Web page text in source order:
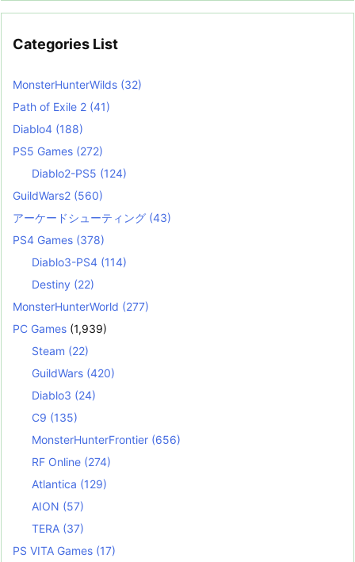
Categories List
MonsterHunterWilds (32)
Path of Exile 2 (41)
Diablo4 (188)
PS5 Games (272)
Diablo2-PS5 (124)
GuildWars2 (560)
アーケードシューティング (43)
PS4 Games (378)
Diablo3-PS4 (114)
Destiny (22)
MonsterHunterWorld (277)
PC Games (1,939)
Steam (22)
GuildWars (420)
Diablo3 (24)
C9 (135)
MonsterHunterFrontier (656)
RF Online (274)
Atlantica (129)
AION (57)
TERA (37)
PS VITA Games (17)